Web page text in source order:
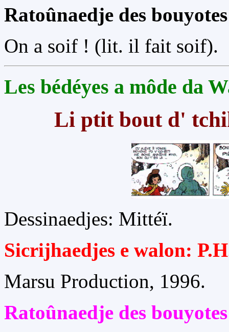
Ratoûnaedje des
On a soif ! (lit. il fait soif).
Les bédéyes a môde da
Li ptit bout d'
Dessinaedjes: Mittéï.
Sicrijhaedjes e walon:
Marsu Production, 1996.
Ratoûnaedje des